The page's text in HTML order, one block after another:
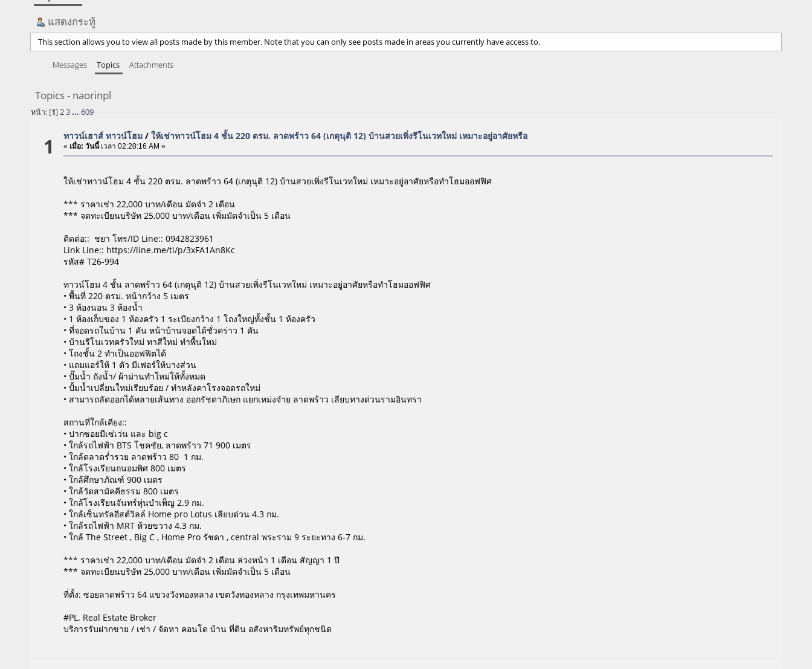
แสดงกระทู้
This section allows you to view all posts made by this member. Note that you can only see posts made in areas you currently have access to.
Messages Topics Attachments
Topics - naorinpl
หน้า: [1]23...609
1 ทาวน์เฮาส์ ทาวน์โฮม/ ให้เช่าทาวน์โฮม 4 ชั้น 220 ตรม. ลาดพร้าว 64 (เกตุนุติ 12) บ้านสวยเพิ่งรีโนเวทใหม่ เหมาะอยู่อาศัยหรือ
« เมื่อ: วันนี้เวลา 02:20:16 AM »
ให้เช่าทาวน์โฮม 4 ชั้น 220 ตรม. ลาดพร้าว 64 (เกตุนุติ 12) บ้านสวยเพิ่งรีโนเวทใหม่ เหมาะอยู่อาศัยหรือทำโฮมออฟฟิศ
*** ราคาเช่า 22,000 บาท/เดือน มัดจำ 2 เดือน
*** จดทะเบียนบริษัท 25,000 บาท/เดือน เพิ่มมัดจำเป็น 5 เดือน
ติดต่อ:: ชยา โทร/ID Line:: 0942823961
Link Line:: https://line.me/ti/p/3xFA1An8Kc
รหัส# T26-994
ทาวน์โฮม 4 ชั้น ลาดพร้าว 64 (เกตุนุติ 12) บ้านสวยเพิ่งรีโนเวทใหม่ เหมาะอยู่อาศัยหรือทำโฮมออฟฟิศ
• พื้นที่ 220 ตรม. หน้ากว้าง 5 เมตร
• 3 ห้องนอน 3 ห้องน้ำ
• 1 ห้องเก็บของ 1 ห้องครัว 1 ระเบียงกว้าง 1 โถงใหญ่ทั้งชั้น 1 ห้องครัว
• ที่จอดรถในบ้าน 1 คัน หน้าบ้านจอดได้ชั่วคร่าว 1 คัน
• บ้านรีโนเวทครัวใหม่ ทาสีใหม่ ทำพื้นใหม่
• โถงชั้น 2 ทำเป็นออฟฟิตได้
• แถมแอร์ให้ 1 ตัว มีเฟอร์ให้บางส่วน
• ปั๊มน้ำ ถังน้ำ/ ผ้าม่านทำใหม่ให้ทั้งหมด
• ปั้มน้ำเปลี่ยนใหม่เรียบร้อย / ทำหลังคาโรงจอดรถใหม่
• สามารถลัดออกได้หลายเส้นทาง ออกรัชดาภิเษก แยกเหม่งจ๋าย ลาดพร้าว เลียบทางด่วนรามอินทรา
สถานที่ใกล้เคียง::
• ปากซอยมีเซ่เว่น และ big c
• ใกล้รถไฟฟ้า BTS โชคชัย, ลาดพร้าว 71 900 เมตร
• ใกล้ตลาดร่ำรวย ลาดพร้าว 80 1 กม.
• ใกล้โรงเรียนถนอมพิศ 800 เมตร
• ใกล้ศึกษาภัณฑ์ 900 เมตร
• ใกล้วัดสามัคคีธรรม 800 เมตร
• ใกล้โรงเรียนจันทร์หุ่นบำเพ็ญ 2.9 กม.
• ใกล้เซ็นทรัลอีสต์วิลล์ Home pro Lotus เลียบด่วน 4.3 กม.
• ใกล้รถไฟฟ้า MRT ห้วยขวาง 4.3 กม.
• ใกล้ The Street , Big C , Home Pro รัชดา , central พระราม 9 ระยะทาง 6-7 กม.
*** ราคาเช่า 22,000 บาท/เดือน มัดจำ 2 เดือน ล่วงหน้า 1 เดือน สัญญา 1 ปี
*** จดทะเบียนบริษัท 25,000 บาท/เดือน เพิ่มมัดจำเป็น 5 เดือน
ที่ตั้ง: ซอยลาดพร้าว 64 แขวงวังทองหลาง เขตวังทองหลาง กรุงเทพมหานคร
#PL. Real Estate Broker
บริการรับฝากขาย / เช่า / จัดหา คอนโด บ้าน ที่ดิน อสังหาริมทรัพย์ทุกชนิด